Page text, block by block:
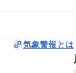
気象警報とは